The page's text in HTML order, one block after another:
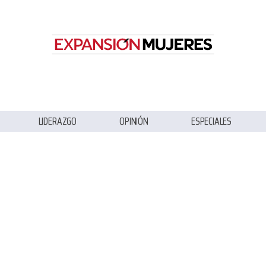
LIDERAZGO OPINIÓN ESPECIALES